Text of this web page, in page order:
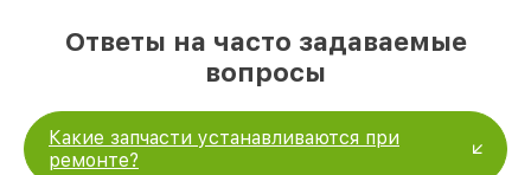
улучшенными характеристиками.
Ремонт оптических прицелов
Infratech: основные работы
Мастера проводят обслуживание и
восстановление устройств с учётом всех
тонкостей работы оптических систем.
Ответы на часто задаваемые
вопросы
Какие запчасти устанавливаются при
ремонте?